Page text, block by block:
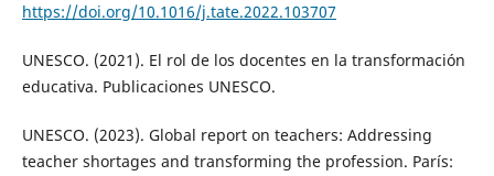
https://doi.org/10.1016/j.tate.2022.103707
UNESCO. (2021). El rol de los docentes en la transformación
educativa. Publicaciones UNESCO.
UNESCO. (2023). Global report on teachers: Addressing
teacher shortages and transforming the profession. París: